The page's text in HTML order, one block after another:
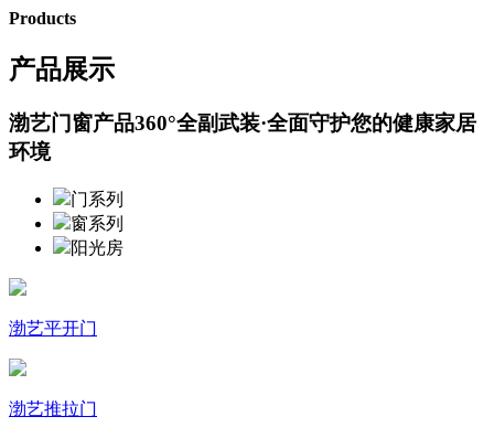
Products
产品展示
渤艺门窗产品360°全副武装·全面守护您的健康家居
环境
门系列
窗系列
阳光房
渤艺平开门
渤艺推拉门